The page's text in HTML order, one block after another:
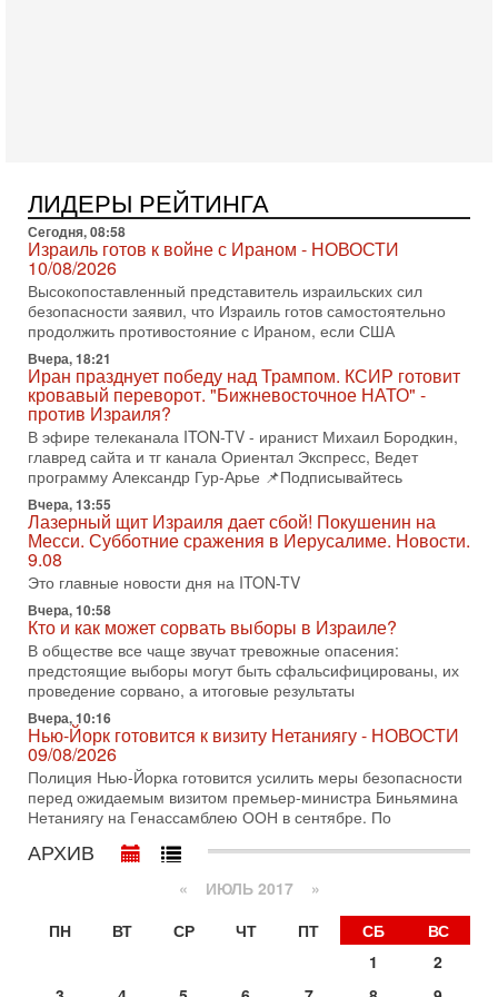
Ситуация вокруг призыва ультраортодоксов в ЦАХАЛ
достигла точки кипения. Попытки принять закон,
освобождающий уклоняющихся харедим от арестов,
3-08-2026, 17:18
Хватит отменять атаки! ЦАХАЛ - не игрушка!
Израиль готов ударить по Ирану!
В эфире телеканала ITON-TV Григорий Тамар, офицер
ЦАХАЛа в отставке, писатель, журналист, военный историк.
Ведет программу Александр Гур-Арье.
3-08-2026, 15:23
Иран задыхается. КСИР готовит удар! Россия теряет
последних союзников. Путин - псих!
В эфире ITON-TV доктор Эльдар Намазов , историк,
политолог, в прошлом – помощник Президента
Азербайджана Гейдара Алиева . Ведет программу
Александр
3-08-2026, 11:09
Выборы в Израиле в опасности?! ШАБАК формирует
спецотдел
В этом выпуске мы разбираем одну из самых тревожных
тем израильской политики. Известно, что израильская
Служба общей безопасности (ШАБАК) создала
3-08-2026, 08:32
Трамп и Иран: последний шанс - НОВОСТИ
03/08/2026
Президент США Дональд Трамп объявил о возобновлении
переговоров с Ираном, но Тегеран пока не подтвердил
готовность к диалогу. По словам американского
2-08-2026, 08:42
Трамп отменил удар по Ирану - НОВОСТИ
Президент США Дональд Трамп сегодня заявил об отмене
подготовленного удара по Ирану после обращений
1-08-2026, 17:50
«Русский голос» Израиля: кто заберет его на этот
ЛИДЕРЫ РЕЙТИНГА
Сегодня, 08:58
Израиль готов к войне с Ираном - НОВОСТИ
10/08/2026
Высокопоставленный представитель израильских сил
безопасности заявил, что Израиль готов самостоятельно
продолжить противостояние с Ираном, если США
Вчера, 18:21
Иран празднует победу над Трампом. КСИР готовит
кровавый переворот. "Бижневосточное НАТО" -
против Израиля?
В эфире телеканала ITON-TV - иранист Михаил Бородкин,
главред сайта и тг канала Ориентал Экспресс, Ведет
программу Александр Гур-Арье 📌Подписывайтесь
Вчера, 13:55
Лазерный щит Израиля дает сбой! Покушенин на
Месси. Субботние сражения в Иерусалиме. Новости.
9.08
Это главные новости дня на ITON-TV
Вчера, 10:58
Кто и как может сорвать выборы в Израиле?
В обществе все чаще звучат тревожные опасения:
предстоящие выборы могут быть сфальсифицированы, их
проведение сорвано, а итоговые результаты
Вчера, 10:16
Нью-Йорк готовится к визиту Нетаниягу - НОВОСТИ
09/08/2026
Полиция Нью-Йорка готовится усилить меры безопасности
перед ожидаемым визитом премьер-министра Биньямина
Нетаниягу на Генассамблею ООН в сентябре. По
АРХИВ
« ИЮЛЬ 2017 »
ПН
ВТ СР ЧТ ПТ СБ
ВС
1
2